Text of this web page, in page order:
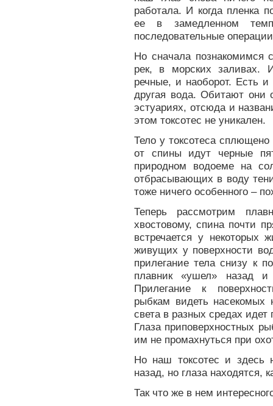
работала. И когда пленка
ее в замедленном
последовательные
Но сначала познакомимся
рек, в морских заливах.
речные, и наоборот. Есть
другая вода. Обитают
эстуариях, отсюда и
этом токсотес не уникален.
Тело у токсотеса сплющено
от спины идут черные
природном водоеме на
отбрасывающих в воду
тоже ничего особенного –
Теперь рассмотрим
хвостовому, спина почти
встречается у некоторых
живущих у поверхности
прилегание тела снизу к
плавник «ушел» назад
Прилегание к
рыбкам видеть
света в разных средах
Глаза приповерхностных
им не промахнуться при
Но наш токсотес и здесь
назад, но глаза находятся,
Так что же в нем